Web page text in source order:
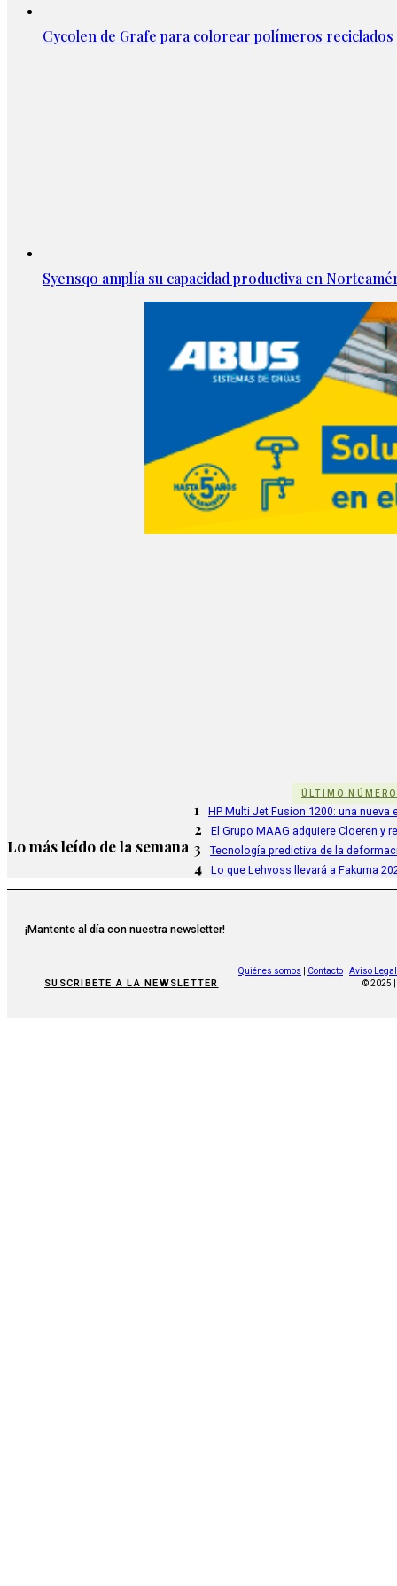
Cycolen de Grafe para colorear polímeros reciclados
Syensqo amplía su capacidad productiva en
ÚLTIMO NÚMERO
Lo más leído de la semana
1 HP Multi Jet Fusion 1200: una
2 El Grupo MAAG adquiere Cloeren
3 Tecnología predictiva de la
4 Lo que Lehvoss llevará a Fakuma
¡Mantente al día con nuestra newsletter!
SUSCRÍBETE A LA NEWSLETTER
Quiénes somos Contacto
Aviso Legal
© 2025